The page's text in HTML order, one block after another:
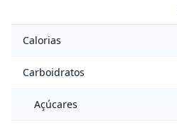
Calorias
Carboidratos
Açúcares